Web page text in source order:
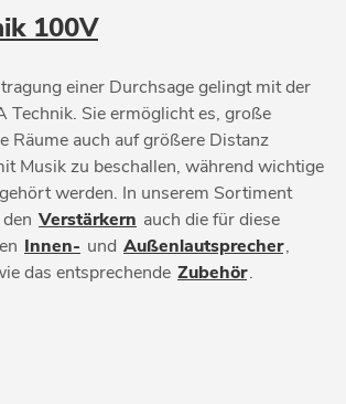
100V
einer Durchsage gelingt mit der
Technik. Sie ermöglicht es, große
Räume auch auf größere Distanz
Musik zu beschallen, während wichtige
werden. In unserem Sortiment
Verstärkern auch die für diese
Innen- und Außenlautsprecher,
das entsprechende Zubehör.